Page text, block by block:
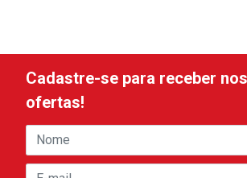
Cadastre-se para receber
ofertas!